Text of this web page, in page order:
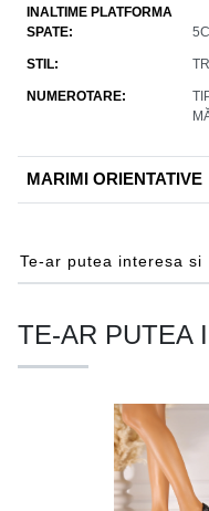
INALTIME PLATFORMA
SPATE
STIL
NUMEROTARE
MARIMI ORIENTATIVE
Te-ar putea interesa si
TE-AR PUTEA